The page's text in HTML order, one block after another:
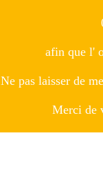
afin que l'
Ne pas laisser de
Merci de